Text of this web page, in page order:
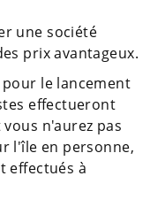
une société
prix avantageux.
le lancement
effectueront
n'aurez pas
l'île en personne,
effectués à